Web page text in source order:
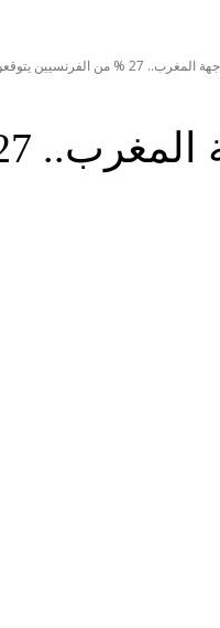
الفرنسيين يتوقعون الفشل في الفوز بكأس...
الفشل في الفوز بكأس العالم